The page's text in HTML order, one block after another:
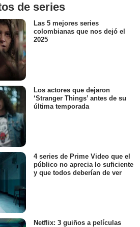
de series
Las 5 mejores series
colombianas que nos dejó el
2025
Los actores que dejaron
‘Stranger Things’ antes de su
última temporada
4 series de Prime Video que el
público no aprecia lo suficiente
y que todos deberían de ver
Netflix: 3 guiños a películas